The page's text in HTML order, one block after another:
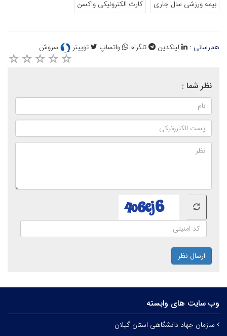
بیمه ورزشی سال جاری
کارت الکترونیکی واکسن
هم‌رسانی : لینکدین تلگرام واتساپ توییتر سروش
نظر شما :
ارسال نظر
وب سایت های وابسته
سازمان جهاد دانشگاهی استان گیلان